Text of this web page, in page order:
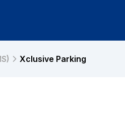
Xclusive Parking